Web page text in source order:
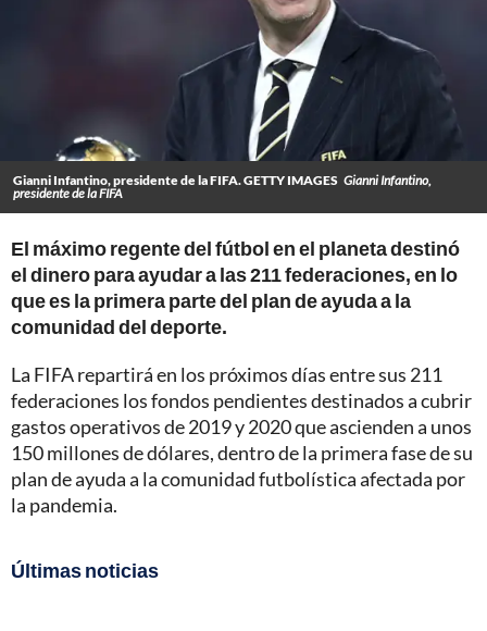
Gianni Infantino, presidente de la FIFA. GETTY IMAGES Gianni Infantino,
presidente de la FIFA
El máximo regente del fútbol en el planeta destinó
el dinero para ayudar a las 211 federaciones, en lo
que es la primera parte del plan de ayuda a la
comunidad del deporte.
La FIFA repartirá en los próximos días entre sus 211
federaciones los fondos pendientes destinados a cubrir
gastos operativos de 2019 y 2020 que ascienden a unos
150 millones de dólares, dentro de la primera fase de su
plan de ayuda a la comunidad futbolística afectada por
la pandemia.
Últimas noticias